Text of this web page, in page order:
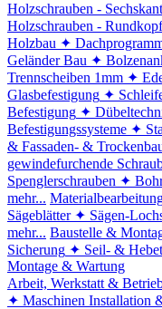
Holzschrauben -
Holzschrauben - Rundkopf
Holzbau ✦
Geländer Bau ✦
Trennscheiben 1mm ✦
Glasbefestigung ✦
Befestigung ✦
Befestigungssysteme ✦
& Fassaden- &
gewindefurchende
Spenglerschrauben ✦
mehr...
Sägeblätter ✦ Sägen-
mehr... Baustelle &
Sicherung ✦ Seil- &
Montage & Wartung
Arbeit, Werkstatt &
✦ Maschinen Installation